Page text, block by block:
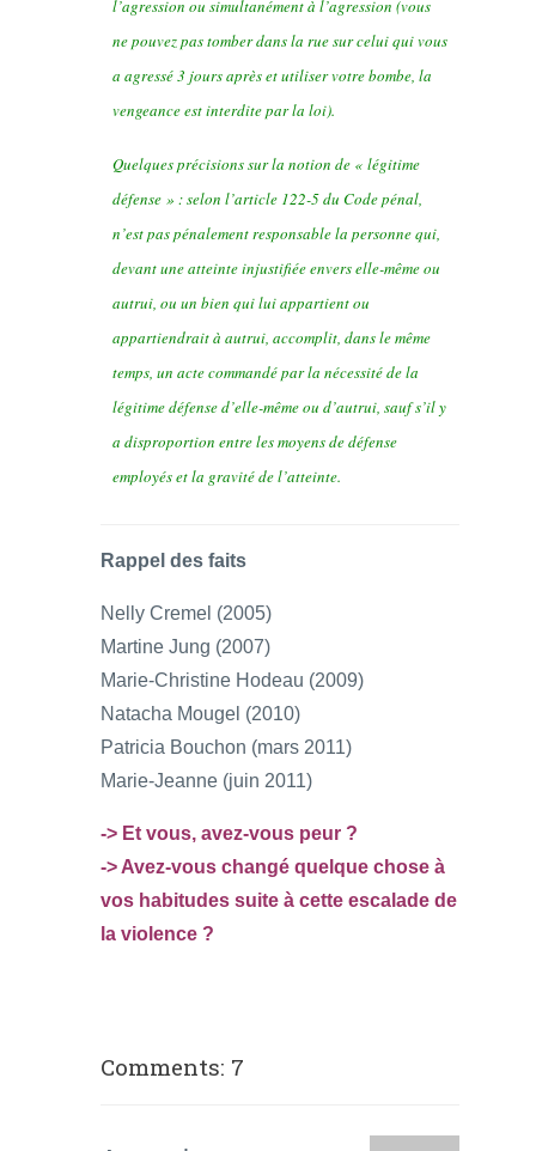
l’agression ou simultanément à l’agression (vous
ne pouvez pas tomber dans la rue sur celui qui vous
a agressé 3 jours après et utiliser votre bombe, la
vengeance est interdite par la loi).
Quelques précisions sur la notion de « légitime
défense » : selon l’article 122-5 du Code pénal,
n’est pas pénalement responsable la personne qui,
devant une atteinte injustifiée envers elle-même ou
autrui, ou un bien qui lui appartient ou
appartiendrait à autrui, accomplit, dans le même
temps, un acte commandé par la nécessité de la
légitime défense d’elle-même ou d’autrui, sauf s’il y
a disproportion entre les moyens de défense
employés et la gravité de l’atteinte.
Rappel des faits
Nelly Cremel (2005)
Martine Jung (2007)
Marie-Christine Hodeau (2009)
Natacha Mougel (2010)
Patricia Bouchon (mars 2011)
Marie-Jeanne (juin 2011)
-> Et vous, avez-vous peur ?
-> Avez-vous changé quelque chose à
vos habitudes suite à cette escalade de
la violence ?
Comments: 7